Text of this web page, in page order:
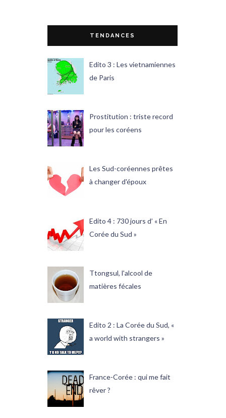
TENDANCES
Edito 3 : Les vietnamiennes
de Paris
Prostitution : triste record
pour les coréens
Les Sud-coréennes prêtes
à changer d'époux
Edito 4 : 730 jours d’ « En
Corée du Sud »
Ttongsul, l'alcool de
matières fécales
Edito 2 : La Corée du Sud, «
a world with strangers »
France-Corée : qui me fait
rêver ?